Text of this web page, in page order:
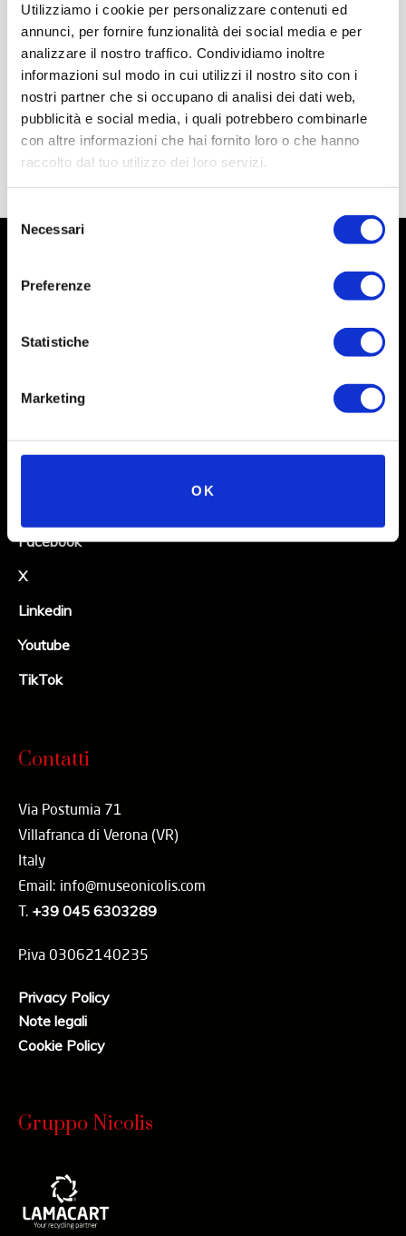
Utilizziamo i cookie per personalizzare contenuti ed
annunci, per fornire funzionalità dei social media e per
analizzare il nostro traffico. Condividiamo inoltre
informazioni sul modo in cui utilizzi il nostro sito con i
nostri partner che si occupano di analisi dei dati web,
pubblicità e social media, i quali potrebbero combinarle
con altre informazioni che hai fornito loro o che hanno
raccolto dal tuo utilizzo dei loro servizi.
delNecessari
Preferenze
Statistiche
Marketing
OK
Social
Facebook
X
Linkedin
Youtube
TikTok
Contatti
Via Postumia 71
Villafranca di Verona (VR)
Italy
Email: info@museonicolis.com
T. +39 045 6303289
P.iva 03062140235
Privacy Policy
Note legali
Cookie Policy
Gruppo Nicolis